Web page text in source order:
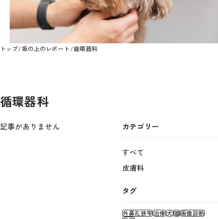
トップ/坂の上のレポート /循環器科
循環器科
記事がありません カテゴリー
すべて
皮膚科
タグ
外鼻孔狭窄治療犬猫画像診断